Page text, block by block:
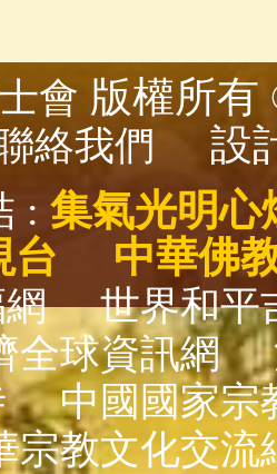
會 版權所
絡我們
設
: 集氣光明心
台
中華佛
世界和平
全球資訊網
中國國家宗
宗教文化交流